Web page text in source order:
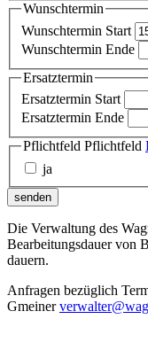
Wunschtermin
Wunschtermin Start
Wunschtermin Ende
Ersatztermin
Ersatztermin Start
Ersatztermin Ende
Pflichtfeld Pflichtfeld
ja
senden
Die Verwaltung des
Bearbeitungsdauer von
dauern.
Anfragen bezüglich
Gmeiner